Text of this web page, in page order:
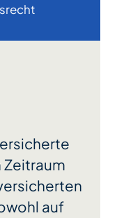
Zeitraum
auf